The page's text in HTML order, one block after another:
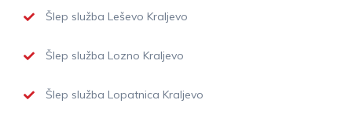
Šlep služba Leševo Kraljevo
Šlep služba Lozno Kraljevo
Šlep služba Lopatnica Kraljevo